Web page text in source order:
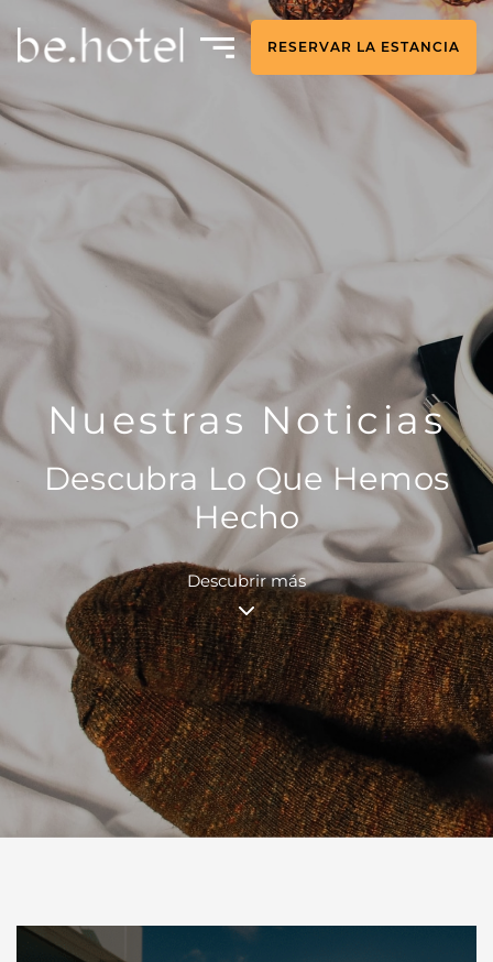
RESERVAR LA ESTANCIA
Nuestras Noticias
Descubra Lo Que Hemos
Hecho
Descubrir más